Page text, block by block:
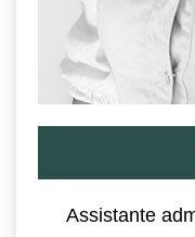
Assistante